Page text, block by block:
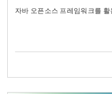
자바 오픈소스 프레임워크를